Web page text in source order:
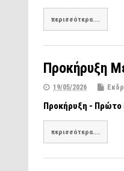
περισσότερα....
Προκήρυξη
19/05/2026
Προκήρυξη - Πρώτο
περισσότερα....